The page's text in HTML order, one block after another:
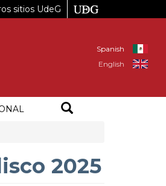
sitios UdeG
Spanish
English
2025